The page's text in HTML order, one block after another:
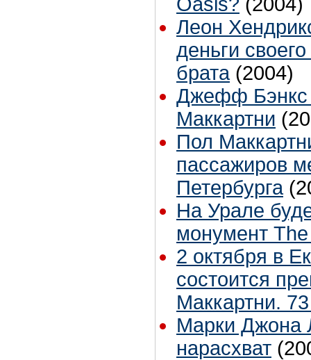
Леон
деньги
брата (2004)
Джефф Бэнкс
Маккартни
Пол
пассажиров
Петербурга
На Урале
монумент
2 октября в
состоится
Маккартни.
Марки Джона
нарасхват